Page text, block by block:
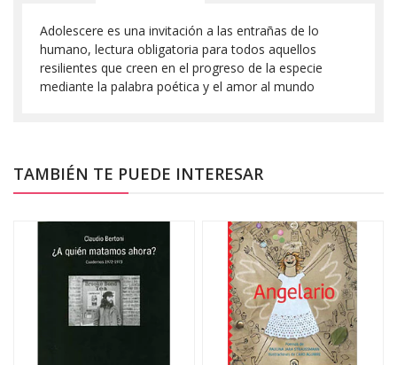
Adolescere es una invitación a las entrañas de lo
humano, lectura obligatoria para todos aquellos
resilientes que creen en el progreso de la especie
mediante la palabra poética y el amor al mundo
TAMBIÉN TE PUEDE INTERESAR